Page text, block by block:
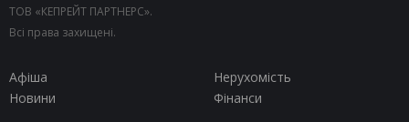
ТОВ «КЕПРЕЙТ ПАРТНЕРС».
Всі права захищені.
Афіша
Нерухомість
Новини
Фінанси